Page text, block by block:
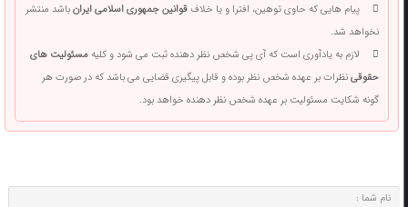
پیام هایی که حاوی توهین، افترا و یا خلافقوانین جمهوری اسلامی ایرانباشد منتشر
نخواهد شد.
لازم به یادآوری است که آی پی شخص نظر دهنده ثبت می شود و کلیهمسئولیت های
حقوقینظرات بر عهده شخص نظر بوده و قابل پیگیری قضایی می باشد که در صورت هر
گونه شکایت مسئولیت بر عهده شخص نظر دهنده خواهد بود.